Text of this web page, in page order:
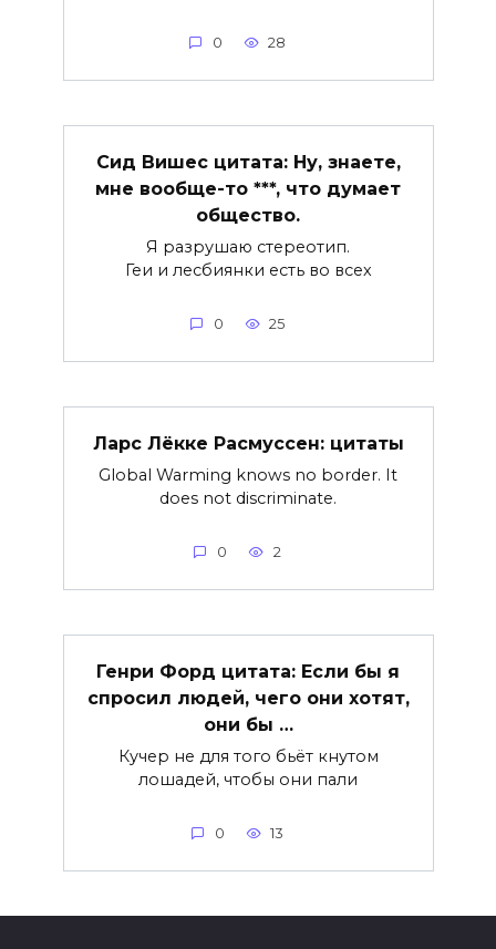
0 28
Сид Вишес цитата: Ну, знаете,
мне вообще-то ***, что думает
общество.
Я разрушаю стереотип.
Геи и лесбиянки есть во всех
0 25
Ларс Лёкке Расмуссен: цитаты
Global Warming knows no border. It
does not discriminate.
0 2
Генри Форд цитата: Если бы я
спросил людей, чего они хотят,
они бы …
Кучер не для того бьёт кнутом
лошадей, чтобы они пали
0 13